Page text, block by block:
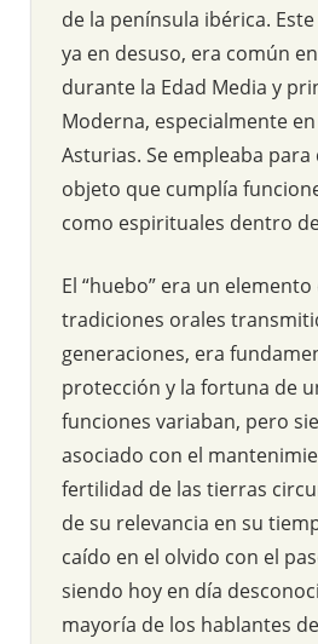
de la península ibérica.
ya en desuso, era común
durante la Edad Media y
Moderna, especialmente
Asturias. Se empleaba
objeto que cumplía
como espirituales dentro
El “huebo” era un
tradiciones orales
generaciones, era
protección y la fortuna de
funciones variaban, pero
asociado con el
fertilidad de las tierras
de su relevancia en su
caído en el olvido con el
siendo hoy en día
mayoría de los hablantes